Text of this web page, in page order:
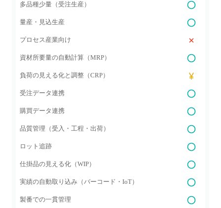
多品種少量（受注生産）
量産・見込生産
プロセス産業向け
資材所要量の自動計算（MRP）
負荷の見える化と調整（CRP）
受注データ連携
購買データ連携
品質管理（受入・工程・出荷）
ロット追跡
仕掛品の見える化（WIP）
実績の自動取り込み（バーコード・IoT）
製番での一貫管理